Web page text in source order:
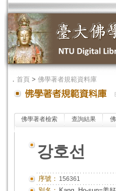
． 首頁 > 佛學著者規範資料庫
佛學著者檢索 查詢結果
강호선
序號： 156361